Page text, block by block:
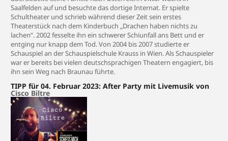
Saalfelden auf und besuchte das dortige Internat. Er spielte
Schultheater und schrieb während dieser Zeit sein erstes
Theaterstück nach dem Kinderbuch „Drachen haben nichts zu
lachen“. 2002 fesselte ihn ein schwerer Schiunfall ans Bett und er
entging nur knapp dem Tod. Von 2004 bis 2007 studierte er
Schauspiel an der Schauspielschule Krauss in Wien. Als Schauspieler
war er bereits bei vielen deutschsprachigen Theatern engagiert, bis
ihn sein Weg nach Braunau führte.
TIPP für 04. Februar 2023: After Party mit Livemusik von
Cisco Biltre